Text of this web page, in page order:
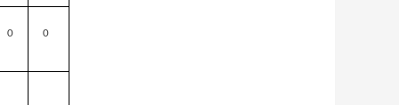
0 0